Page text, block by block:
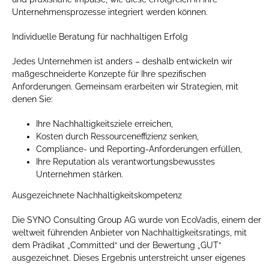
Unternehmensprozesse integriert werden können.
Individuelle Beratung für nachhaltigen Erfolg
Jedes Unternehmen ist anders – deshalb entwickeln wir
maßgeschneiderte Konzepte für Ihre spezifischen
Anforderungen. Gemeinsam erarbeiten wir Strategien, mit
denen Sie:
Ihre Nachhaltigkeitsziele erreichen,
Kosten durch Ressourceneffizienz senken,
Compliance- und Reporting-Anforderungen erfüllen,
Ihre Reputation als verantwortungsbewusstes
Unternehmen stärken.
Ausgezeichnete Nachhaltigkeitskompetenz
Die SYNO Consulting Group AG wurde von EcoVadis, einem der
weltweit führenden Anbieter von Nachhaltigkeitsratings, mit
dem Prädikat „Committed“ und der Bewertung „GUT“
ausgezeichnet. Dieses Ergebnis unterstreicht unser eigenes